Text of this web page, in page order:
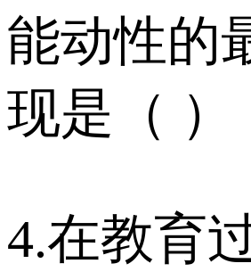
能动性的
现是（ ）
4.在教育